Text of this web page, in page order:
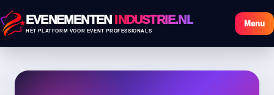
EVENEMENTEN INDUSTRIE.NL
HÉT PLATFORM VOOR EVENT PROFESSIONALS
Menu